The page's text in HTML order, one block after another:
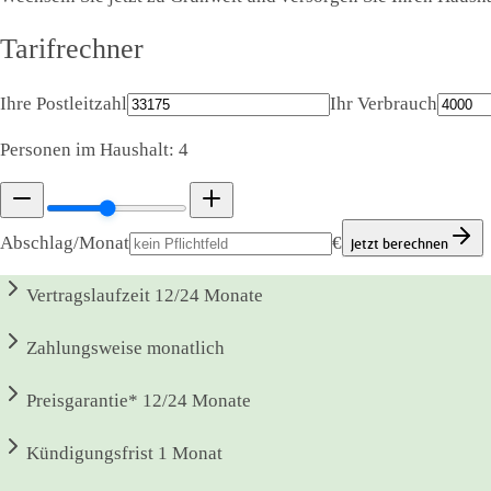
Tarifrechner
Ihre Postleitzahl Ihr Verbrauch
Personen im Haushalt: 4
Abschlag/Monat € Jetzt berechnen
Vertragslaufzeit 12/24 Monate
Zahlungsweise monatlich
Preisgarantie* 12/24 Monate
Kündigungsfrist 1 Monat